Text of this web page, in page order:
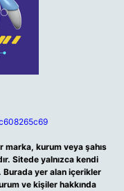
kurum veya şahıs
Sitede yalnızca kendi
Burada yer alan içerikler
ve kişiler hakkında